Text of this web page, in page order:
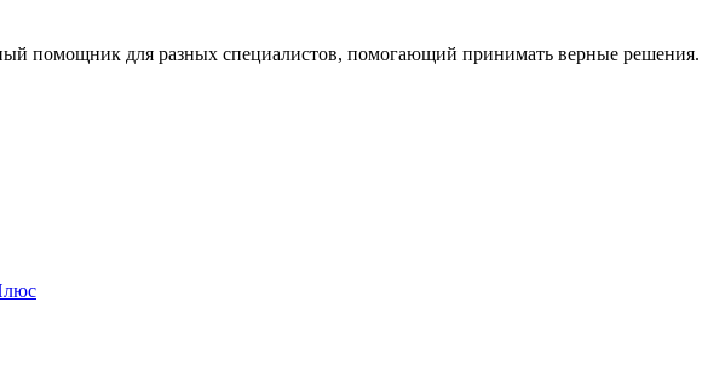
помощник для разных специалистов, помогающий принимать верные решения.